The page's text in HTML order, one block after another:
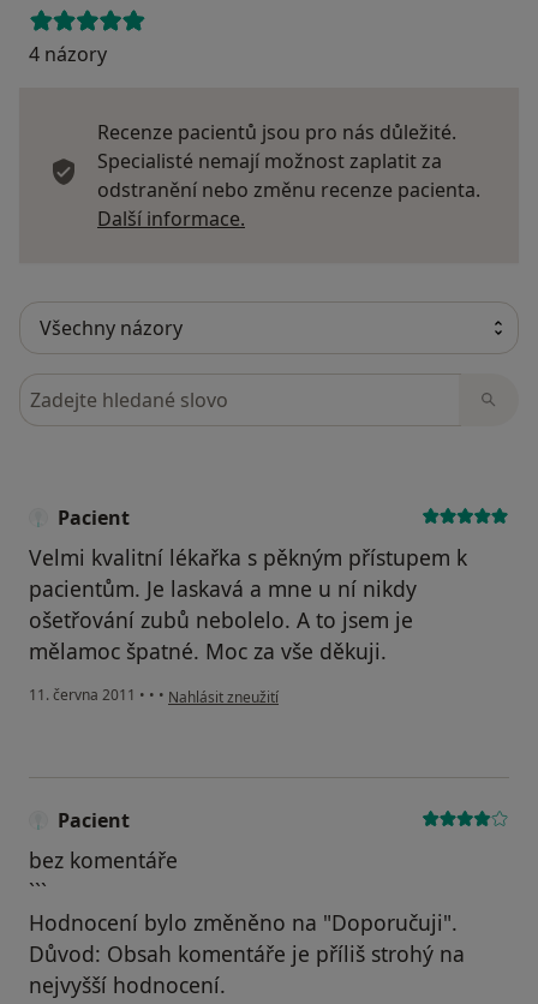
4 názory
Recenze pacientů jsou pro nás důležité.
Specialisté nemají možnost zaplatit za
odstranění nebo změnu recenze pacienta.
Další informace.
Hledejte v názorech
Pacient
Velmi kvalitní lékařka s pěkným přístupem k
pacientům. Je laskavá a mne u ní nikdy
ošetřování zubů nebolelo. A to jsem je
mělamoc špatné. Moc za vše děkuji.
11. června 2011 • • • podle názoru uživatele Pacient
Nahlásit zneužití
Pacient
bez komentáře
```
Hodnocení bylo změněno na "Doporučuji".
Důvod: Obsah komentáře je příliš strohý na
nejvyšší hodnocení.